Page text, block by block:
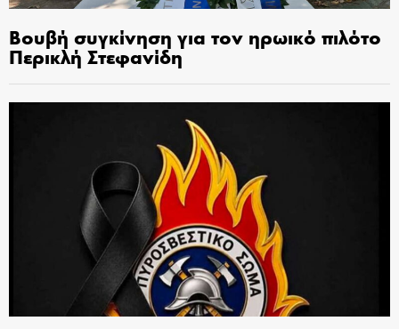
Βουβή συγκίνηση για τον ηρωικό πιλότο
Περικλή Στεφανίδη